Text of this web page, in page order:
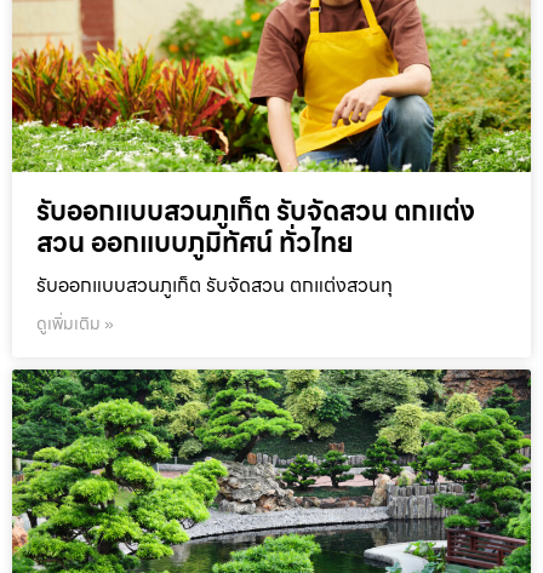
รับออกแบบสวนภูเก็ต รับจัดสวน ตกแต่ง
สวน ออกแบบภูมิทัศน์ ทั่วไทย
รับออกแบบสวนภูเก็ต รับจัดสวน ตกแต่งสวนทุ
ดูเพิ่มเติม »